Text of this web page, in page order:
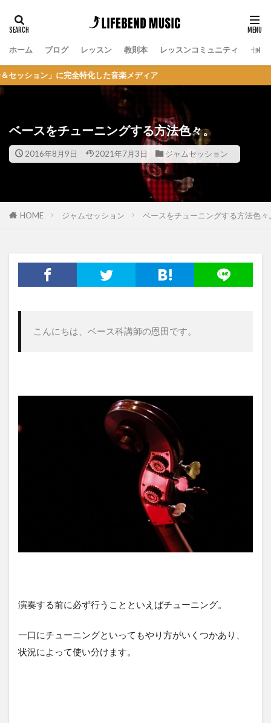
ホーム ブログ レッスン 教則本 レッスンコミュニティ セッ
ン」に完全特化した音楽メディア
ベースをチューニングする方法色々。
2016年8月9日 2021年7月3日 ジャムセッション
HOME ジャムセッション ベースをチューニングする方法色々
こんにちは、ベース科講師の恩田です。
演奏する前に必ず行うことといえばチューニング。
一口にチューニングといってもやり方がいくつかあり、
状況によって使い分けます。